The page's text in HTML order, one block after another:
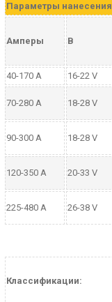
Параметры нанесения
Амперы В
40-170 A
16-22 V
70-280 A 18-28 V
90-300 A 18-28 V
120-350 A 20-33 V
225-480 A 26-38 V
Классификации: